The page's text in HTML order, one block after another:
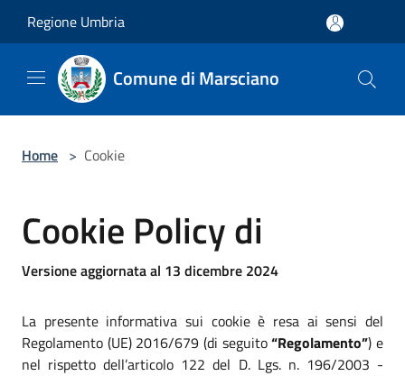
Regione Umbria
Comune di Marsciano
Home > Cookie
Cookie Policy di
Versione aggiornata al 13 dicembre 2024
La presente informativa sui cookie è resa ai sensi del
Regolamento (UE) 2016/679 (di seguito“Regolamento”) e
nel rispetto dell’articolo 122 del D. Lgs. n. 196/2003 -